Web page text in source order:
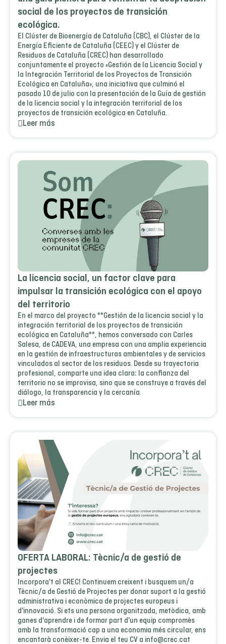
social de los proyectos de transición
ecológica.
El Clúster de Bioenergía de Cataluña (CBC), el Clúster de la
Energía Eficiente de Cataluña (CEEC) y el Clúster de
Residuos de Cataluña (CREC) han desarrollado
conjuntamente el proyecto «Gestión de la Licencia Social y
la Integración Territorial de los Proyectos de Transición
Ecológica en Cataluña», una iniciativa que culminó el
pasado 10 de julio con la presentación de la Guía de gestión
de la licencia social y la integración territorial de los
proyectos de transición ecológica en Cataluña.
Leer más
La licencia social, un factor clave para
impulsar la transición ecológica con el apoyo
del territorio
En el marco del proyecto **Gestión de la licencia social y la
integración territorial de los proyectos de transición
ecológica en Cataluña**, hemos conversado con Carles
Salesa, de CADEVA, una empresa con una amplia experiencia
en la gestión de infraestructuras ambientales y de servicios
vinculados al sector de los residuos. Desde su trayectoria
profesional, comparte una idea clara: la confianza del
territorio no se improvisa, sino que se construye a través del
diálogo, la transparencia y la cercanía.
Leer más
OFERTA LABORAL: Tècnic/a de gestió de
projectes
Incorpora't al CREC! Continuem creixent i busquem un/a
Tècnic/a de Gestió de Projectes per donar suport a la gestió
administrativa i econòmica de projectes europeus i
d'innovació. Si ets una persona organitzada, metòdica, amb
ganes d'aprendre i de formar part d'un equip compromès
amb la transformació cap a una economia més circular, ens
encantarà conèixer-te. Envia el teu CV a info@crec.cat